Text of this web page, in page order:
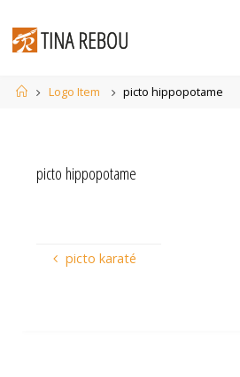
content
HomeLogo Item picto hippopotame
picto hippopotame
picto karaté